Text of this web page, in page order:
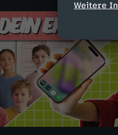
Weitere